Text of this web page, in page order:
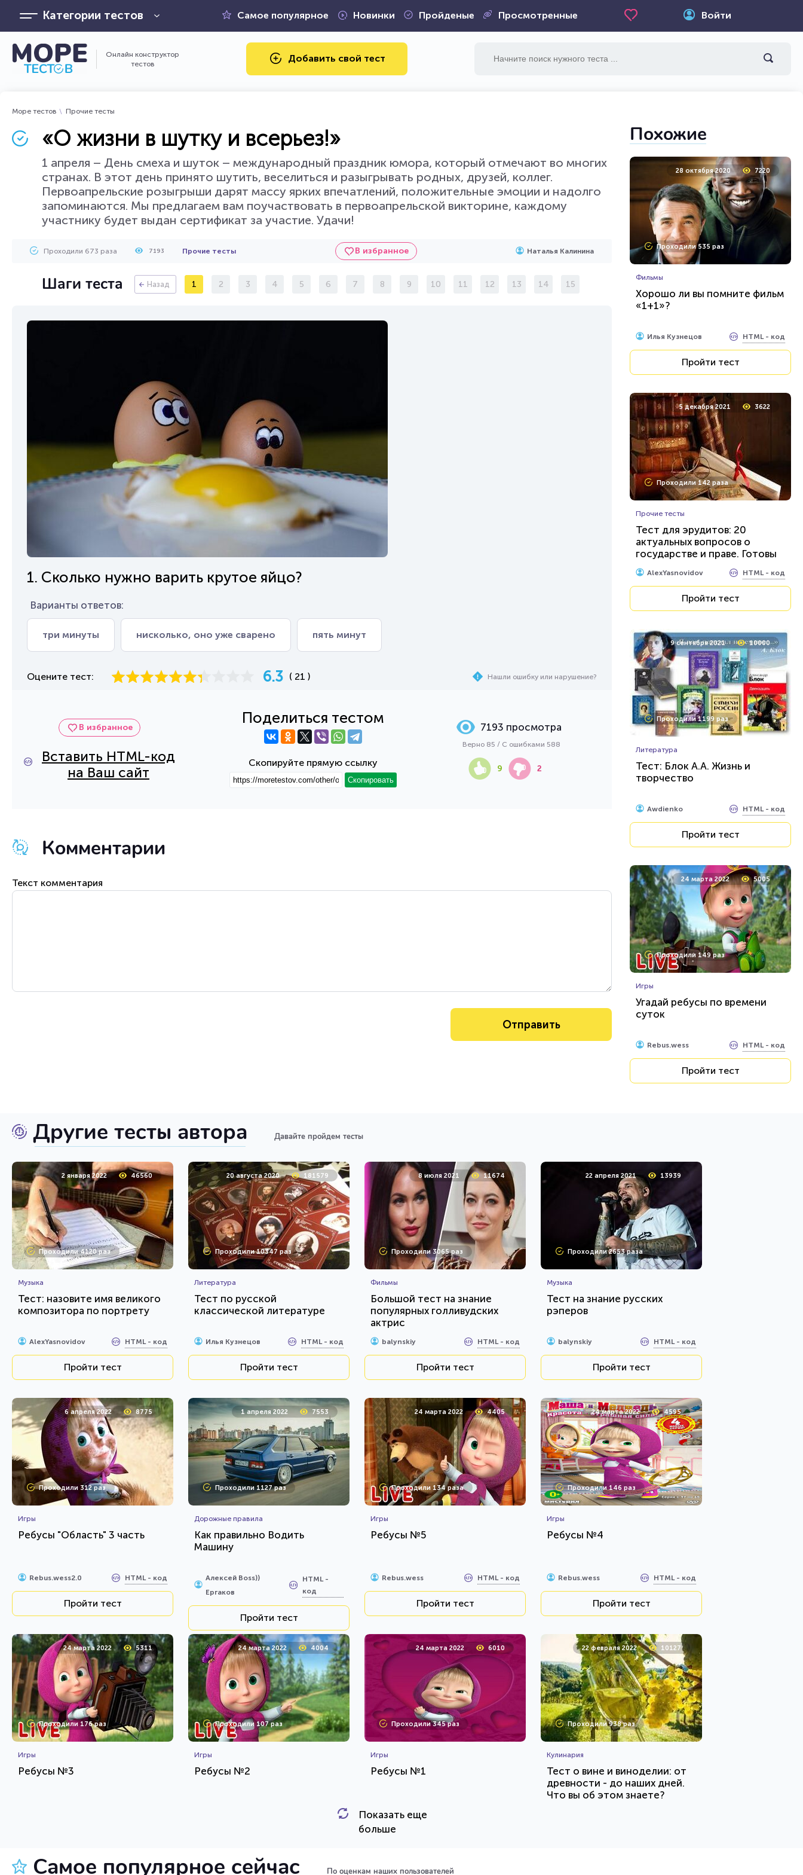
Категории тестов Самое популярное Новинки Пройденые Просмотренные Войти
Онлайн конструктор
тестов
Добавить свой тест
Море тестов Прочие тесты
«О жизни в шутку и всерьез!»
1 апреля – День смеха и шуток – международный праздник юмора, который отмечают во многих
странах. В этот день принято шутить, веселиться и разыгрывать родных, друзей, коллег.
Первоапрельские розыгрыши дарят массу ярких впечатлений, положительные эмоции и надолго
запоминаются. Мы предлагаем вам поучаствовать в первоапрельской викторине, каждому
участнику будет выдан сертификат за участие. Удачи!
Проходили 673 раза 7193 Прочие тесты В избранное Наталья Калинина
Шаги теста Назад 1 2 3 4 5 6 7 8 9 10 11 12 13 14 15
1. Сколько нужно варить крутое яйцо?
Варианты ответов:
три минуты нисколько, оно уже сварено пять минут
Оцените тест: 6.3 ( 21 ) Нашли ошибку или нарушение?
В избранное
Вставить HTML-код
на Ваш сайт
Поделиться тестом
Скопируйте прямую ссылку
Скопировать
7193 просмотра
Верно 85 / С ошибками 588
9 2
Комментарии
Текст комментария
Похожие
28 октября 2020 7220
Проходили 535 раз
Фильмы
Хорошо ли вы помните фильм
«1+1»?
Илья Кузнецов HTML - код
Пройти тест
5 декабря 2021 3622
Проходили 142 раза
Прочие тесты
Тест для эрудитов: 20
актуальных вопросов о
государстве и праве. Готовы
ответить на них?
AlexYasnovidov HTML - код
Пройти тест
9 сентября 2021 10000
Проходили 1199 раз
Литература
Тест: Блок А.А. Жизнь и
творчество
Awdienko HTML - код
Пройти тест
24 марта 2022 5005
Проходили 149 раз
Игры
Угадай ребусы по времени
суток
Rebus.wess HTML - код
Пройти тест
Другие тесты автора Давайте пройдем тесты
2 января 2022 46560
Проходили 4120 раз
Музыка
Тест: назовите имя великого
композитора по портрету
AlexYasnovidov HTML - код
Пройти тест
20 августа 2020 181579
Проходили 10347 раз
Литература
Тест по русской
классической литературе
Илья Кузнецов HTML - код
Пройти тест
8 июля 2021 11674
Проходили 3065 раз
Фильмы
Большой тест на знание
популярных голливудских
актрис
balynskiy HTML - код
Пройти тест
22 апреля 2021 13939
Проходили 2653 раза
Музыка
Тест на знание русских
рэперов
balynskiy HTML - код
Пройти тест
6 апреля 2022 8775
Проходили 312 раз
Игры
Ребусы "Область" 3 часть
Rebus.wess2.0 HTML - код
Пройти тест
1 апреля 2022 7553
Проходили 1127 раз
Дорожные правила
Как правильно Водить
Машину
Алексей Boss))
Ергаков
HTML -
код
Пройти тест
24 марта 2022 4405
Проходили 134 раза
Игры
Ребусы №5
Rebus.wess HTML - код
Пройти тест
24 марта 2022 4595
Проходили 146 раз
Игры
Ребусы №4
Rebus.wess HTML - код
Пройти тест
24 марта 2022 5311
Проходили 176 раз
Игры
Ребусы №3
24 марта 2022 4004
Проходили 107 раз
Игры
Ребусы №2
HTML - код
24 марта 2022 6010
Проходили 345 раз
Игры
Ребусы №1
Rebus.wess
22 февраля 2022 10127
Проходили 938 раз
Кулинария
Тест о вине и виноделии: от
древности - до наших дней.
Что вы об этом знаете?
Показать еще
больше
Самое популярное сейчас По оценкам наших пользователей